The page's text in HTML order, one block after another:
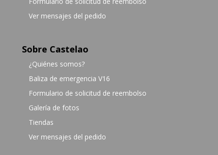
Ver mensajes del pedido
Sobre Castelao
¿Quiénes somos?
Baliza de emergencia V16
Formulario de solicitud de reembolso
Galería de fotos
Tiendas
Ver mensajes del pedido